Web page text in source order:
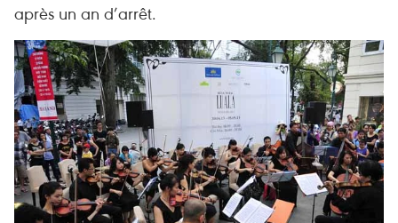
après un an d’arrêt.